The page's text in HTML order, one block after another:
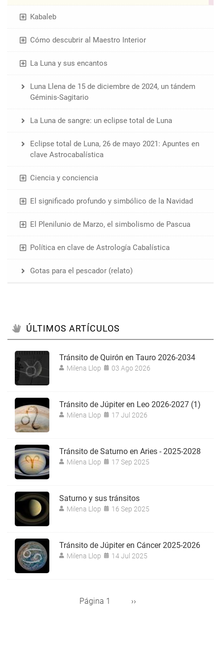
Kabaleb
Cómo descubrir al Maestro Interior
La Luna y sus encantos
Luna Llena de 15 de diciembre de 2024, un tándem
Géminis-Sagitario
La Luna de sangre: un eclipse total de Luna
Eclipse total de Luna, 26 de mayo 2021: Apuntes en
clave Astrocabalística
Ciencia y conciencia
El significado profundo y simbólico de la Navidad
El Plenilunio de Marzo, el simbolismo de Pascua
Política en clave de Astrología Cabalística
Gotas para el pescador (relato)
ÚLTIMOS ARTÍCULOS
Tránsito de Quirón en Tauro 2026-2034
Milena Llop 03 Ago 2026
Tránsito de Júpiter en Leo 2026-2027 (1)
Milena Llop 17 Jul 2026
Tránsito de Saturno en Aries - 2025-2028
Milena Llop 17 Sep 2025
Saturno y sus tránsitos
Milena Llop 16 Sep 2025
Tránsito de Júpiter en Cáncer 2025-2026
Milena Llop 14 Jul 2025
Página 1
Siguiente
››